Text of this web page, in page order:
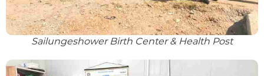
Sailungeshower Birth Center & Health Post